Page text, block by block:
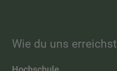
Wie du uns erreichst